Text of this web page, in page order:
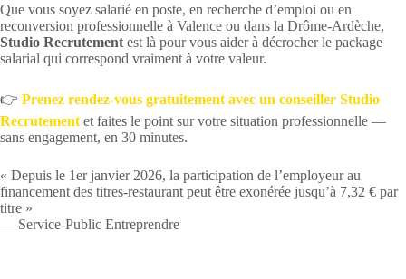
Que vous soyez salarié en poste, en recherche d’emploi ou en
reconversion professionnelle à Valence ou dans la Drôme-Ardèche,
Studio Recrutement est là pour vous aider à décrocher le package
salarial qui correspond vraiment à votre valeur.
👉 Prenez rendez-vous gratuitement avec un conseiller Studio
Recrutement et faites le point sur votre situation professionnelle —
sans engagement, en 30 minutes.
« Depuis le 1er janvier 2026, la participation de l’employeur au
financement des titres-restaurant peut être exonérée jusqu’à 7,32 € par
titre »
— Service-Public Entreprendre